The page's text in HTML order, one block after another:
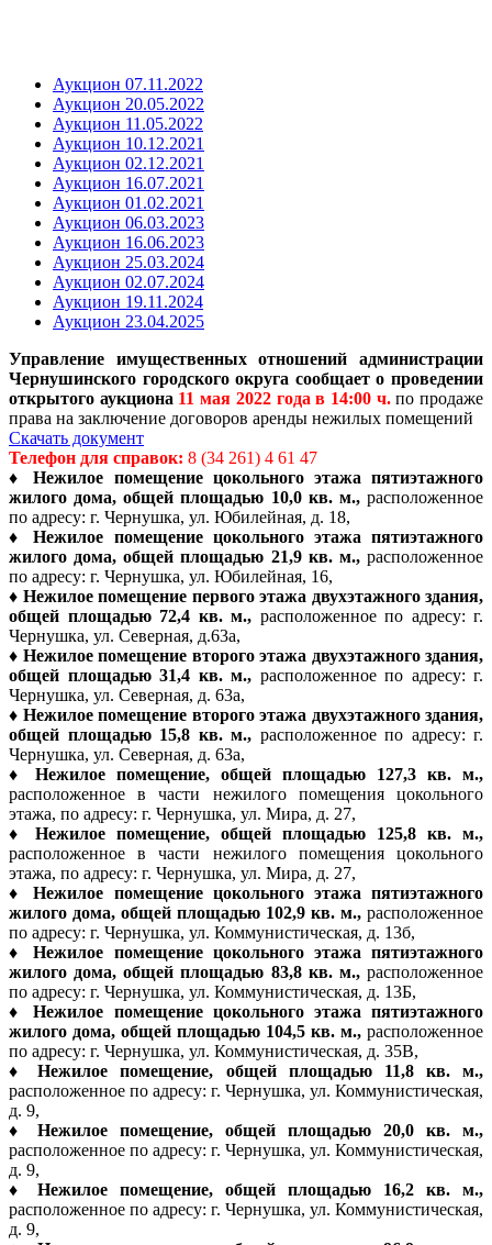
Аукцион 07.11.2022
Аукцион 20.05.2022
Аукцион 11.05.2022
Аукцион 10.12.2021
Аукцион 02.12.2021
Аукцион 16.07.2021
Аукцион 01.02.2021
Аукцион 06.03.2023
Аукцион 16.06.2023
Аукцион 25.03.2024
Аукцион 02.07.2024
Аукцион 19.11.2024
Аукцион 23.04.2025
Управление имущественных отношений администрации
Чернушинского городского округа сообщает о проведении
открытого аукциона 11 мая 2022 года в 14:00 ч.по продаже
права на заключение договоров аренды нежилых помещений
Скачать документ
Телефон для справок: 8 (34 261) 4 61 47
♦Нежилое помещение цокольного этажа пятиэтажного
жилого дома, общей площадью 10,0 кв. м.,расположенное
по адресу: г. Чернушка, ул. Юбилейная, д. 18,
♦Нежилое помещение цокольного этажа пятиэтажного
жилого дома, общей площадью 21,9 кв. м.,расположенное
по адресу: г. Чернушка, ул. Юбилейная, 16,
♦ Нежилое помещение первого этажа двухэтажного здания,
общей площадью 72,4 кв. м., расположенное по адресу: г.
Чернушка, ул. Северная, д.63а,
♦ Нежилое помещение второго этажа двухэтажного здания,
общей площадью 31,4 кв. м., расположенное по адресу: г.
Чернушка, ул. Северная, д. 63а,
♦ Нежилое помещение второго этажа двухэтажного здания,
общей площадью 15,8 кв. м., расположенное по адресу: г.
Чернушка, ул. Северная, д. 63а,
♦ Нежилое помещение, общей площадью 127,3 кв. м.,
расположенное в части нежилого помещения цокольного
этажа, по адресу: г. Чернушка, ул. Мира, д. 27,
♦ Нежилое помещение, общей площадью 125,8 кв. м.,
расположенное в части нежилого помещения цокольного
этажа, по адресу: г. Чернушка, ул. Мира, д. 27,
♦Нежилое помещение цокольного этажа пятиэтажного
жилого дома, общей площадью 102,9 кв. м., расположенное
по адресу: г. Чернушка, ул. Коммунистическая, д. 13б,
♦Нежилое помещение цокольного этажа пятиэтажного
жилого дома, общей площадью 83,8 кв. м., расположенное
по адресу: г. Чернушка, ул. Коммунистическая, д. 13Б,
♦Нежилое помещение цокольного этажа пятиэтажного
жилого дома, общей площадью 104,5 кв. м., расположенное
по адресу: г. Чернушка, ул. Коммунистическая, д. 35В,
♦Нежилое помещение, общей площадью 11,8 кв. м.,
расположенное по адресу: г. Чернушка, ул. Коммунистическая,
д. 9,
♦ Нежилое помещение, общей площадью 20,0 кв. м.,
расположенное по адресу: г. Чернушка, ул. Коммунистическая,
д. 9,
♦ Нежилое помещение, общей площадью 16,2 кв. м.,
расположенное по адресу: г. Чернушка, ул. Коммунистическая,
д. 9,